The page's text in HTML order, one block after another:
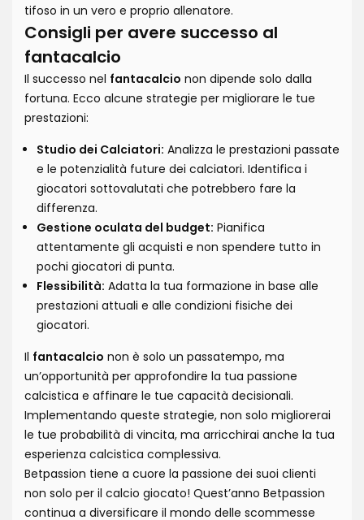
tifoso in un vero e proprio allenatore.
Consigli per avere successo al
fantacalcio
Il successo nel fantacalcio non dipende solo dalla
fortuna. Ecco alcune strategie per migliorare le tue
prestazioni:
Studio dei Calciatori: Analizza le prestazioni passate
e le potenzialità future dei calciatori. Identifica i
giocatori sottovalutati che potrebbero fare la
differenza.
Gestione oculata del budget: Pianifica
attentamente gli acquisti e non spendere tutto in
pochi giocatori di punta.
Flessibilità: Adatta la tua formazione in base alle
prestazioni attuali e alle condizioni fisiche dei
giocatori.
Il fantacalcio non è solo un passatempo, ma
un’opportunità per approfondire la tua passione
calcistica e affinare le tue capacità decisionali.
Implementando queste strategie, non solo migliorerai
le tue probabilità di vincita, ma arricchirai anche la tua
esperienza calcistica complessiva.
Betpassion tiene a cuore la passione dei suoi clienti
non solo per il calcio giocato! Quest’anno Betpassion
continua a diversificare il mondo delle scommesse